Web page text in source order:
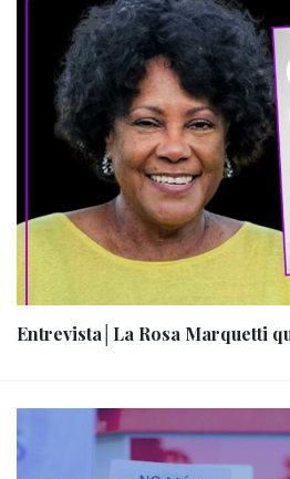
Entrevista│La Rosa Marquetti